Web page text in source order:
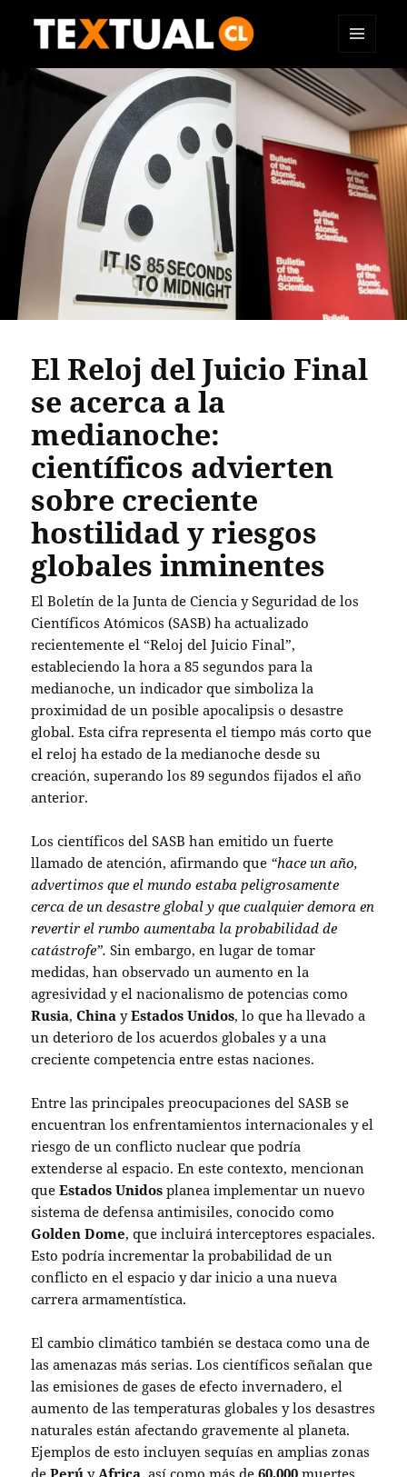
TEXTUAL
Y
WIDGETS
El Reloj del Juicio Final
se acerca a la
medianoche:
científicos advierten
sobre creciente
hostilidad y riesgos
globales inminentes
El Boletín de la Junta de Ciencia y Seguridad de los
Científicos Atómicos (SASB) ha actualizado
recientemente el “Reloj del Juicio Final”,
estableciendo la hora a 85 segundos para la
medianoche, un indicador que simboliza la
proximidad de un posible apocalipsis o desastre
global. Esta cifra representa el tiempo más corto que
el reloj ha estado de la medianoche desde su
creación, superando los 89 segundos fijados el año
anterior.
Los científicos del SASB han emitido un fuerte
llamado de atención, afirmando que “hace un año,
advertimos que el mundo estaba peligrosamente
cerca de un desastre global y que cualquier demora en
revertir el rumbo aumentaba la probabilidad de
catástrofe”. Sin embargo, en lugar de tomar
medidas, han observado un aumento en la
agresividad y el nacionalismo de potencias como
Rusia,China yEstados Unidos, lo que ha llevado a
un deterioro de los acuerdos globales y a una
creciente competencia entre estas naciones.
Entre las principales preocupaciones del SASB se
encuentran los enfrentamientos internacionales y el
riesgo de un conflicto nuclear que podría
extenderse al espacio. En este contexto, mencionan
queEstados Unidos planea implementar un nuevo
sistema de defensa antimisiles, conocido como
Golden Dome, que incluirá interceptores espaciales.
Esto podría incrementar la probabilidad de un
conflicto en el espacio y dar inicio a una nueva
carrera armamentística.
El cambio climático también se destaca como una de
las amenazas más serias. Los científicos señalan que
las emisiones de gases de efecto invernadero, el
aumento de las temperaturas globales y los desastres
naturales están afectando gravemente al planeta.
Ejemplos de esto incluyen sequías en amplias zonas
dePerú y Africa, así como más de60,000 muertes